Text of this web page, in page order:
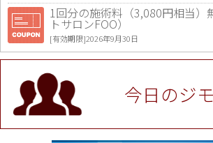
1回分の施術料（3,080円相当）
トサロンFOO）
[有効期限]2026年9月30日
値段提示後「ジモア見た」で更
P！※チケットと新品商品は除く
駅前店）
[有効期限]2026年9月30日
★ジモア限定特典★ お会計より
ュラル＆ハンドメイドショップ
今日のジ